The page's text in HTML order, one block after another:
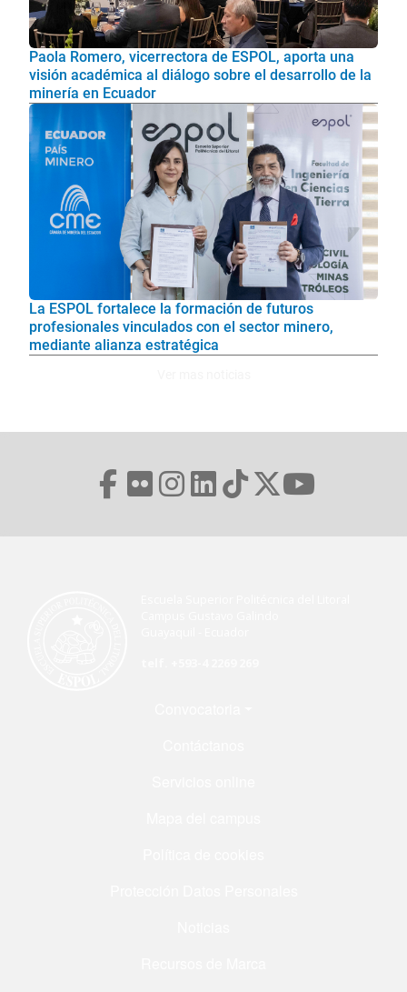
Paola Romero, vicerrectora de ESPOL, aporta una
visión académica al diálogo sobre el desarrollo de la
minería en Ecuador
La ESPOL fortalece la formación de futuros
profesionales vinculados con el sector minero,
mediante alianza estratégica